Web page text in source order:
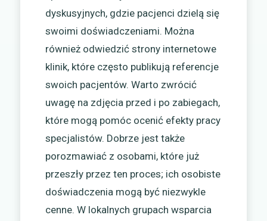
dyskusyjnych, gdzie pacjenci dzielą się
swoimi doświadczeniami. Można
również odwiedzić strony internetowe
klinik, które często publikują referencje
swoich pacjentów. Warto zwrócić
uwagę na zdjęcia przed i po zabiegach,
które mogą pomóc ocenić efekty pracy
specjalistów. Dobrze jest także
porozmawiać z osobami, które już
przeszły przez ten proces; ich osobiste
doświadczenia mogą być niezwykle
cenne. W lokalnych grupach wsparcia